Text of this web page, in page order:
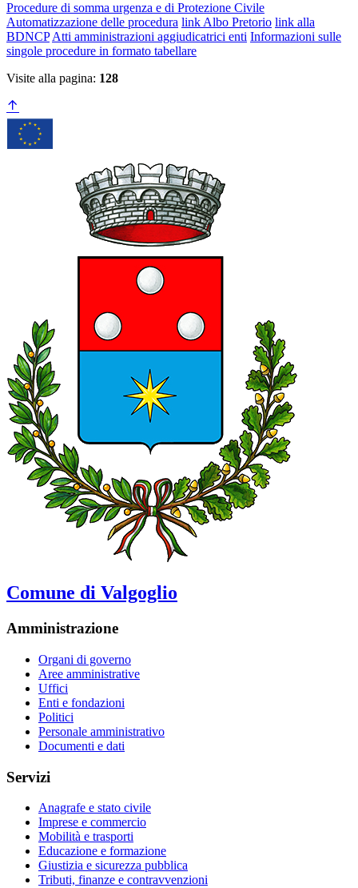
Procedure di somma urgenza e di Protezione Civile
Automatizzazione delle procedura link Albo Pretorio link alla
BDNCP Atti amministrazioni aggiudicatrici enti Informazioni sulle
singole procedure in formato tabellare
Visite alla pagina: 128
Comune di Valgoglio
Amministrazione
Organi di governo
Aree amministrative
Uffici
Enti e fondazioni
Politici
Personale amministrativo
Documenti e dati
Servizi
Anagrafe e stato civile
Imprese e commercio
Mobilità e trasporti
Educazione e formazione
Giustizia e sicurezza pubblica
Tributi, finanze e contravvenzioni